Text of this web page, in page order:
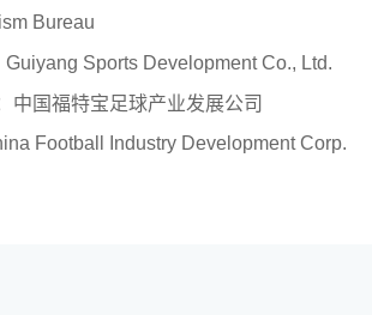
Bureau
Development Co., Ltd.
国福特宝足球产业发展公司
Football Industry Development Corp.